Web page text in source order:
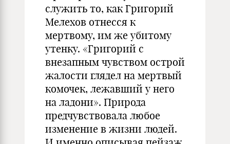
служить то, как Григорий
Мелехов отнесся к
мертвому, им же убитому
утенку. «Григорий с
внезапным чувством острой
жалости глядел на мертвый
комочек, лежавший у него
на ладони». Природа
предчувствовала любое
изменение в жизни людей.